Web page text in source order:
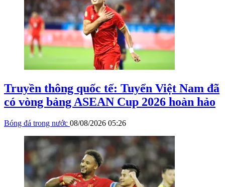
Truyền thông quốc tế: Tuyển Việt Nam đã
có vòng bảng ASEAN Cup 2026 hoàn hảo
Bóng đá trong nước 08/08/2026 05:26